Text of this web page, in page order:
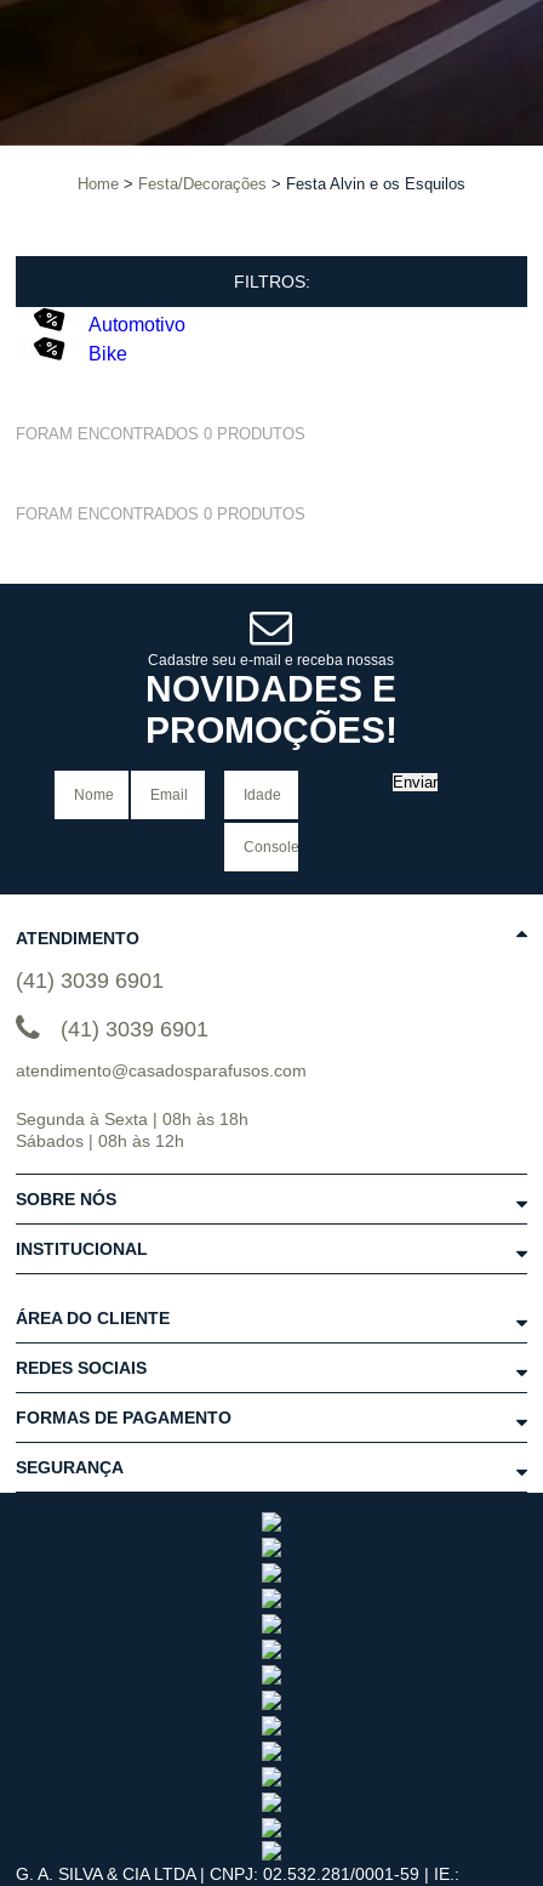
Home Festa/Decorações Festa Alvin e os Esquilos
FILTROS:
Automotivo
Bike
FORAM ENCONTRADOS0 PRODUTOS
FORAM ENCONTRADOS0 PRODUTOS
Cadastre seu e-mail e receba nossas
NOVIDADES E
PROMOÇÕES!
Enviar
ATENDIMENTO
(41) 3039 6901
(41) 3039 6901
atendimento@casadosparafusos.com
Segunda à Sexta | 08h às 18h
Sábados | 08h às 12h
SOBRE NÓS
INSTITUCIONAL
ÁREA DO CLIENTE
REDES SOCIAIS
FORMAS DE PAGAMENTO
SEGURANÇA
G. A. SILVA & CIA LTDA | CNPJ: 02.532.281/0001-59 | IE.: